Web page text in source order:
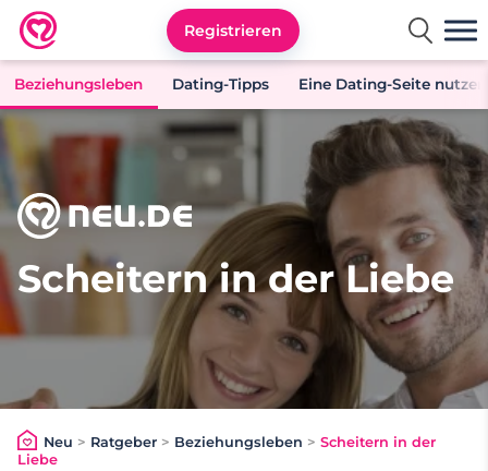
Neu.de
Registrieren
Beziehungsleben Dating-Tipps Eine Dating-Seite nutzen
Scheitern in der Liebe
Neu > Ratgeber > Beziehungsleben > Scheitern in der
Liebe